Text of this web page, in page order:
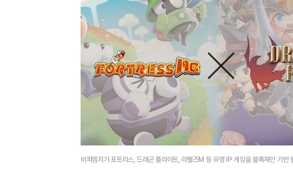
비피엠지가 포트리스, 드래곤 플라이트, 라펠즈M 등 유명 IP 게임을 블록체인 기